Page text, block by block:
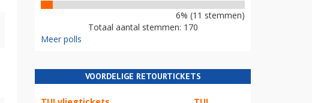
6% (11 stemmen)
Totaal aantal stemmen: 170
Meer polls
VOORDELIGE RETOURTICKETS